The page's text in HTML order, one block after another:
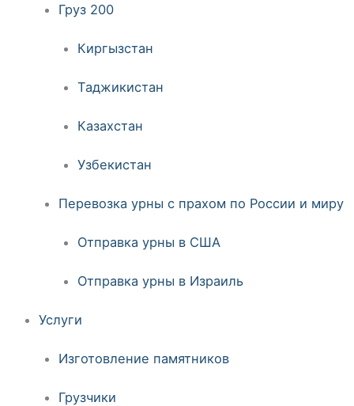
Груз 200
Киргызстан
Таджикистан
Казахстан
Узбекистан
Перевозка урны с прахом по России и миру
Отправка урны в США
Отправка урны в Израиль
Услуги
Изготовление памятников
Грузчики